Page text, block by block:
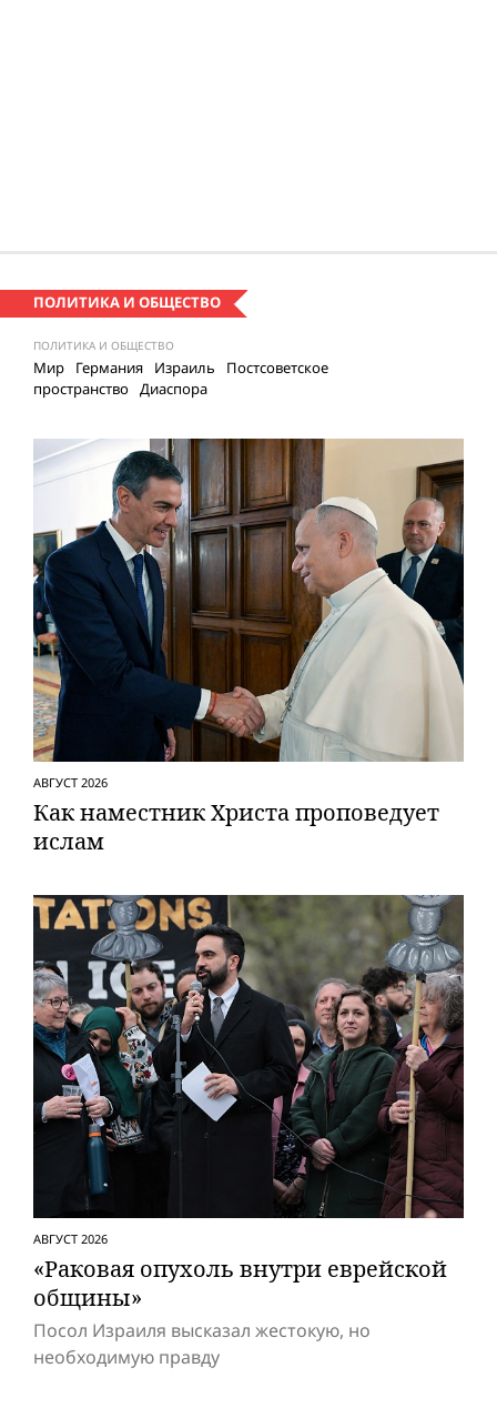
ПОЛИТИКА И ОБЩЕСТВО
ПОЛИТИКА И ОБЩЕСТВО
Мир Германия Израиль
Постсоветское
пространство Диаспора
АВГУСТ 2026
Как наместник Христа проповедует
ислам
АВГУСТ 2026
«Раковая опухоль внутри еврейской
общины»
Посол Израиля высказал жестокую, но
необходимую правду